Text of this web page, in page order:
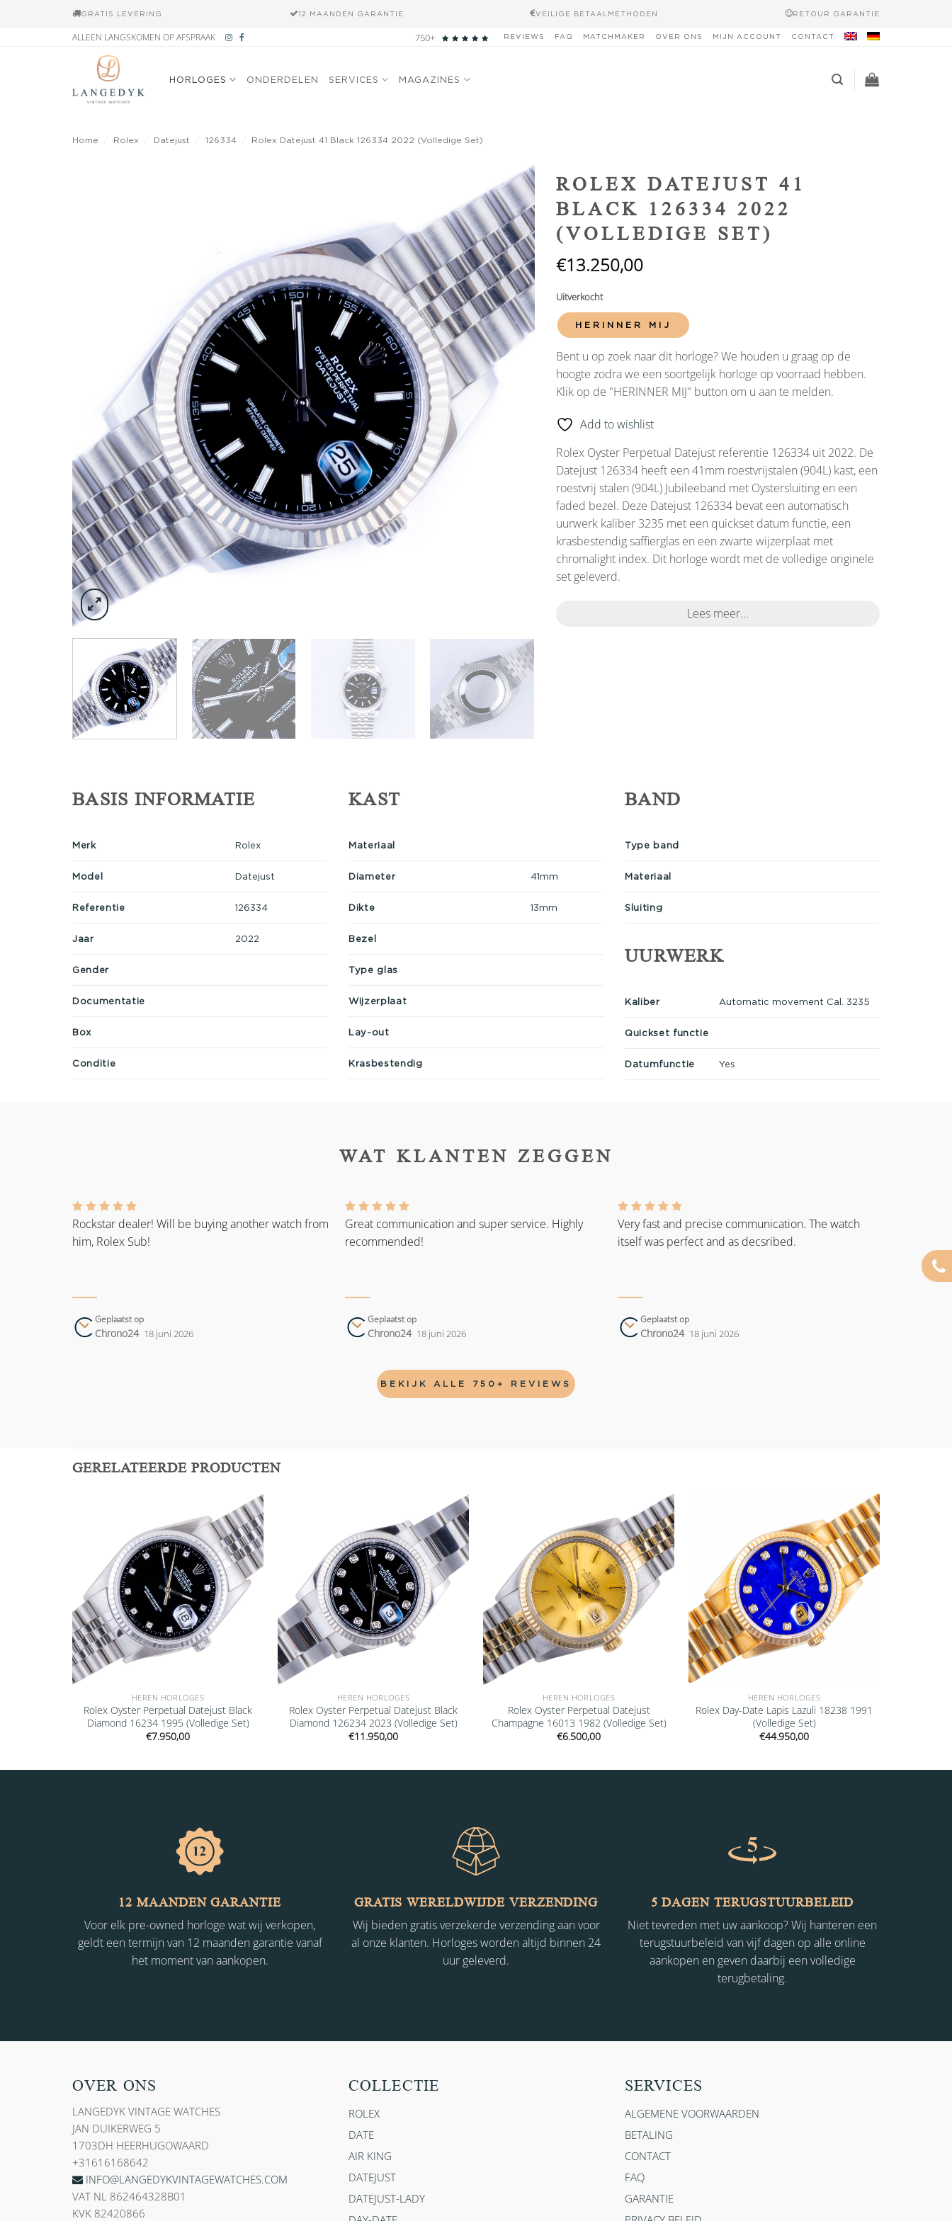
GRATIS LEVERING 12 MAANDEN GARANTIE VEILIGE BETAALMETHODEN RETOUR GARANTIE
ALLEEN LANGSKOMEN OP AFSPRAAK 750+ REVIEWS FAQ MATCHMAKER OVER ONS MIJN ACCOUNT CONTACT
HORLOGES ONDERDELEN SERVICES MAGAZINES
Home Rolex Datejust 126334 Rolex Datejust 41 Black 126334 2022 (Volledige Set)
Add to
wishlist
ROLEX DATEJUST 41
BLACK 126334 2022
(VOLLEDIGE SET)
€13.250,00
Uitverkocht
HERINNER MIJ
Bent u op zoek naar dit horloge? We houden u graag op de
hoogte zodra we een soortgelijk horloge op voorraad hebben.
Klik op de "HERINNER MIJ" button om u aan te melden.
Add to wishlist
Rolex Oyster Perpetual Datejust referentie 126334 uit 2022. De
Datejust 126334 heeft een 41mm roestvrijstalen (904L) kast, een
roestvrij stalen (904L) Jubileeband met Oystersluiting en een
faded bezel. Deze Datejust 126334 bevat een automatisch
uurwerk kaliber 3235 met een quickset datum functie, een
krasbestendig saffierglas en een zwarte wijzerplaat met
chromalight index. Dit horloge wordt met de volledige originele
set geleverd.
Lees meer...
BASIS INFORMATIE
Merk Rolex
Model Datejust
Referentie 126334
Jaar 2022
Gender
Documentatie
Box
Conditie
KAST
Materiaal
Diameter 41mm
Dikte 13mm
Bezel
Type glas
Wijzerplaat
Lay-out
Krasbestendig
BAND
Type band
Materiaal
Sluiting
UURWERK
Kaliber Automatic movement Cal. 3235
Quickset functie
Datumfunctie Yes
WAT KLANTEN ZEGGEN
Rockstar dealer! Will be buying another watch from
him, Rolex Sub!
Geplaatst op
Chrono24 18 juni 2026
Great communication and super service. Highly
recommended!
Geplaatst op
Chrono24 18 juni 2026
Very fast and precise communication. The watch
itself was perfect and as decsribed.
Geplaatst op
Chrono24 18 juni 2026
BEKIJK ALLE 750+ REVIEWS
GERELATEERDE PRODUCTEN
Add to
wishlist
HEREN HORLOGES
Rolex Oyster Perpetual Datejust Black
Diamond 16234 1995 (Volledige Set)
€7.950,00
Add to
wishlist
HEREN HORLOGES
Rolex Oyster Perpetual Datejust Black
Diamond 126234 2023 (Volledige Set)
€11.950,00
Add to
wishlist
HEREN HORLOGES
Rolex Oyster Perpetual Datejust
Champagne 16013 1982 (Volledige Set)
€6.500,00
Add to
wishlist
HEREN HORLOGES
Rolex Day-Date Lapis Lazuli 18238 1991
(Volledige Set)
€44.950,00
12 MAANDEN GARANTIE
Voor elk pre-owned horloge wat wij verkopen,
geldt een termijn van 12 maanden garantie vanaf
het moment van aankopen.
GRATIS WERELDWIJDE VERZENDING
Wij bieden gratis verzekerde verzending aan voor
al onze klanten. Horloges worden altijd binnen 24
uur geleverd.
5 DAGEN TERUGSTUURBELEID
Niet tevreden met uw aankoop? Wij hanteren een
terugstuurbeleid van vijf dagen op alle online
aankopen en geven daarbij een volledige
terugbetaling.
OVER ONS
LANGEDYK VINTAGE WATCHES
JAN DUIKERWEG 5
1703DH HEERHUGOWAARD
+31616168642
INFO@LANGEDYKVINTAGEWATCHES.COM
VAT NL 862464328B01
KVK 82420866
COLLECTIE
ROLEX
DATE
AIR KING
DATEJUST
DATEJUST-LADY
SERVICES
ALGEMENE VOORWAARDEN
BETALING
CONTACT
FAQ
GARANTIE